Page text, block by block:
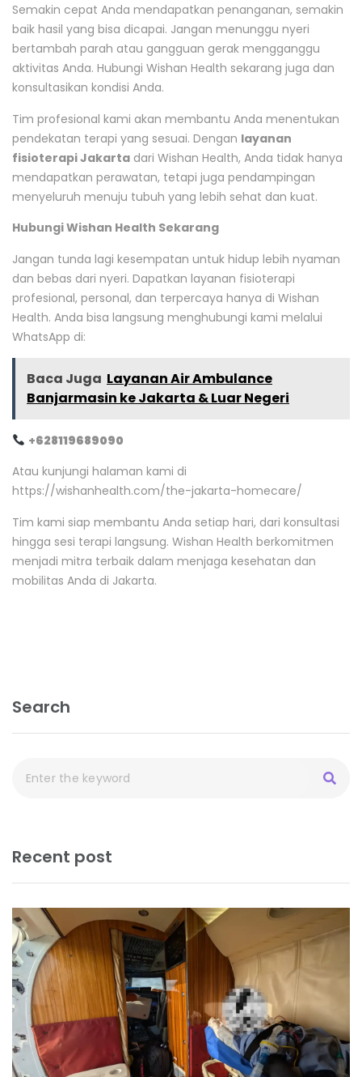
Semakin cepat Anda mendapatkan penanganan, semakin
baik hasil yang bisa dicapai. Jangan menunggu nyeri
bertambah parah atau gangguan gerak mengganggu
aktivitas Anda. Hubungi Wishan Health sekarang juga dan
konsultasikan kondisi Anda.
Tim profesional kami akan membantu Anda menentukan
pendekatan terapi yang sesuai. Dengan layanan
fisioterapi Jakarta dari Wishan Health, Anda tidak hanya
mendapatkan perawatan, tetapi juga pendampingan
menyeluruh menuju tubuh yang lebih sehat dan kuat.
Hubungi Wishan Health Sekarang
Jangan tunda lagi kesempatan untuk hidup lebih nyaman
dan bebas dari nyeri. Dapatkan layanan fisioterapi
profesional, personal, dan terpercaya hanya di Wishan
Health. Anda bisa langsung menghubungi kami melalui
WhatsApp di:
Baca Juga Layanan Air Ambulance
Banjarmasin ke Jakarta & Luar Negeri
+628119689090
Atau kunjungi halaman kami di
https://wishanhealth.com/the-jakarta-homecare/
Tim kami siap membantu Anda setiap hari, dari konsultasi
hingga sesi terapi langsung. Wishan Health berkomitmen
menjadi mitra terbaik dalam menjaga kesehatan dan
mobilitas Anda di Jakarta.
Search
Recent post